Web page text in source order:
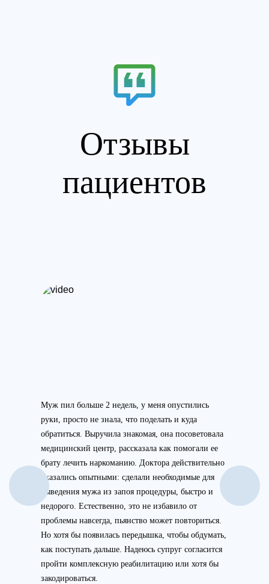
Отзывы
пациентов
Муж пил больше 2 недель, у меня опустились
руки, просто не знала, что поделать и куда
обратиться. Выручила знакомая, она посоветовала
медицинский центр, рассказала как помогали ее
брату лечить наркоманию. Доктора действительно
оказались опытными: сделали необходимые для
выведения мужа из запоя процедуры, быстро и
недорого. Естественно, это не избавило от
проблемы навсегда, пьянство может повториться.
Но хотя бы появилась передышка, чтобы обдумать,
как поступать дальше. Надеюсь супруг согласится
пройти комплексную реабилитацию или хотя бы
закодироваться.